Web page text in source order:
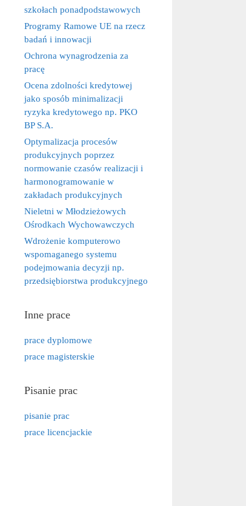
szkołach ponadpodstawowych
Programy Ramowe UE na rzecz
badań i innowacji
Ochrona wynagrodzenia za
pracę
Ocena zdolności kredytowej
jako sposób minimalizacji
ryzyka kredytowego np. PKO
BP S.A.
Optymalizacja procesów
produkcyjnych poprzez
normowanie czasów realizacji i
harmonogramowanie w
zakładach produkcyjnych
Nieletni w Młodzieżowych
Ośrodkach Wychowawczych
Wdrożenie komputerowo
wspomaganego systemu
podejmowania decyzji np.
przedsiębiorstwa produkcyjnego
Inne prace
prace dyplomowe
prace magisterskie
Pisanie prac
pisanie prac
prace licencjackie